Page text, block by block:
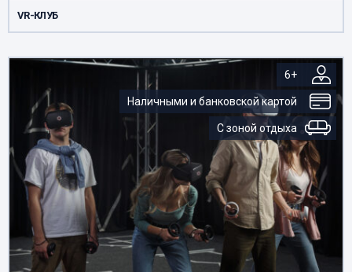
VR-КЛУБ
6+
Наличными и банковской картой
С зоной отдыха